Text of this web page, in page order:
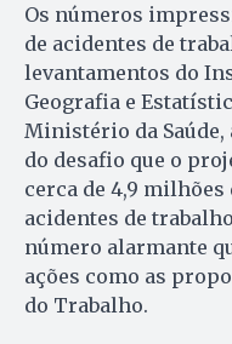
Os números
de acidentes de
levantamentos do
Geografia e
Ministério da
do desafio que o
cerca de 4,9
acidentes de
número alarmante
ações como as
do Trabalho.